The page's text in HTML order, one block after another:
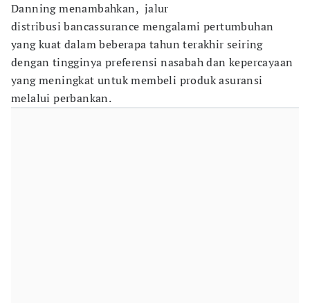
Danning menambahkan, jalur
distribusi bancassurance mengalami pertumbuhan
yang kuat dalam beberapa tahun terakhir seiring
dengan tingginya preferensi nasabah dan kepercayaan
yang meningkat untuk membeli produk asuransi
melalui perbankan.